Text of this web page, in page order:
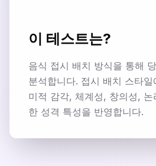
이 테스트는?
음식 접시 배치 방식을 통해
분석합니다. 접시 배치 스타
미적 감각, 체계성, 창의성,
한 성격 특성을 반영합니다.